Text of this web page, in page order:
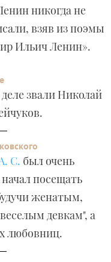
никогда не
взяв из поэмы
Ильич Ленин».
звали Николай
С. был очень
посещать
женатым,
девкам", а
любовниц.